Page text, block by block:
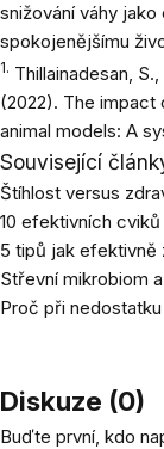
snižování váhy
spokojenějšímu
1. Thillainadesan,
(2022). The impact
animal models: A
Související
Štíhlost versus
10 efektivních
5 tipů jak efektivně
Střevní mikrobiom
Proč při
Diskuze (0)
Buďte první, kdo